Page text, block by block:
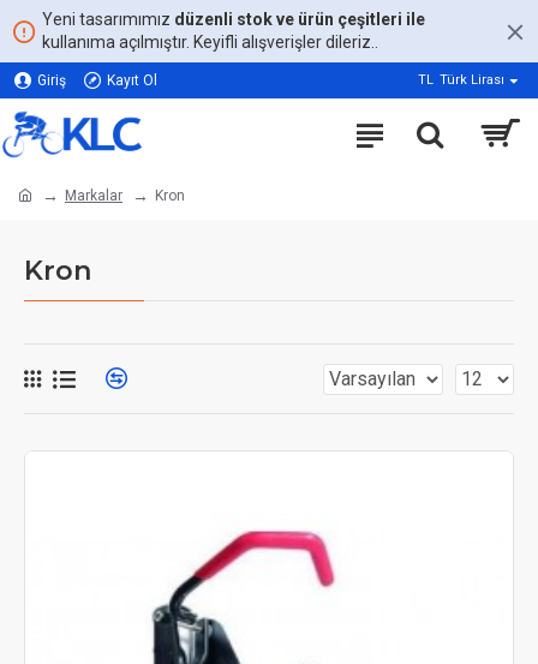
Yeni tasarımımız düzenli stok ve ürün çeşitleri ile
kullanıma açılmıştır. Keyifli alışverişler dileriz..
Giriş Kayıt Ol TL Türk Lirası
Markalar Kron
Kron